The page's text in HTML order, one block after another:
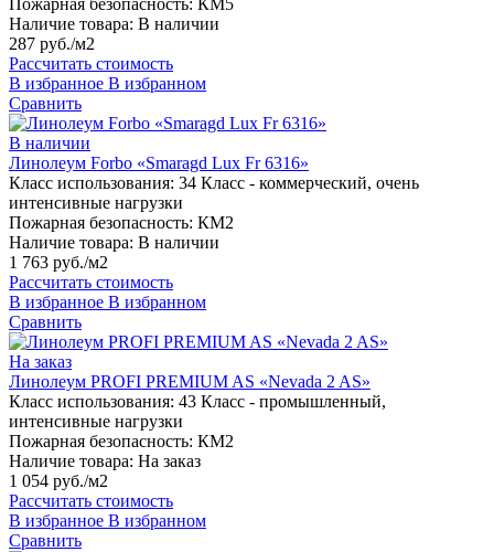
Пожарная безопасность: КМ5
Наличие товара: В наличии
287 руб./м2
Рассчитать стоимость
В избранное В избранном
Сравнить
В наличии
Линолеум Forbo «Smaragd Lux Fr 6316»
Класс использования: 34 Класс - коммерческий, очень
интенсивные нагрузки
Пожарная безопасность: КМ2
Наличие товара: В наличии
1 763 руб./м2
Рассчитать стоимость
В избранное В избранном
Сравнить
На заказ
Линолеум PROFI PREMIUM AS «Nevada 2 AS»
Класс использования: 43 Класс - промышленный,
интенсивные нагрузки
Пожарная безопасность: КМ2
Наличие товара: На заказ
1 054 руб./м2
Рассчитать стоимость
В избранное В избранном
Сравнить